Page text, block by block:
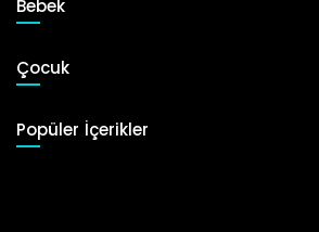
Bebek
Çocuk
Popüler İçerikler